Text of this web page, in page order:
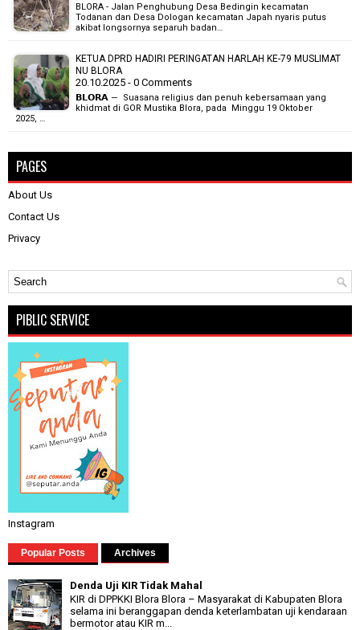
BLORA - Jalan Penghubung Desa Bedingin kecamatan
Todanan dan Desa Dologan kecamatan Japah nyaris putus
akibat longsornya separuh badan…
KETUA DPRD HADIRI PERINGATAN HARLAH KE-79 MUSLIMAT
NU BLORA
20.10.2025 - 0 Comments
𝗕𝗟𝗢𝗥𝗔 — Suasana religius dan penuh kebersamaan yang
khidmat di GOR Mustika Blora, pada Minggu 19 Oktober
2025, …
PAGES
About Us
Contact Us
Privacy
PIBLIC SERVICE
Instagram
Popular Posts Archives
Denda Uji KIR Tidak Mahal
KIR di DPPKKI Blora Blora – Masyarakat di Kabupaten Blora
selama ini beranggapan denda keterlambatan uji kendaraan
bermotor atau KIR m...